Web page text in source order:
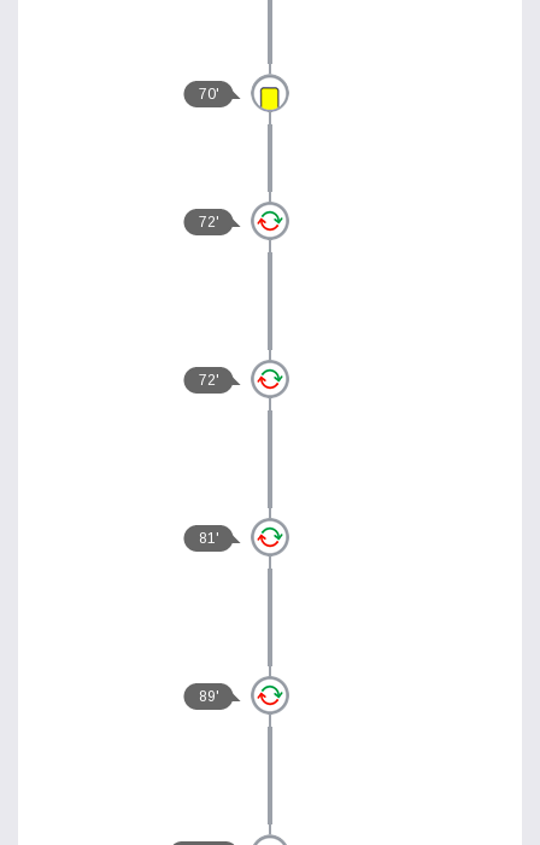
70'
72'
72'
81'
89'